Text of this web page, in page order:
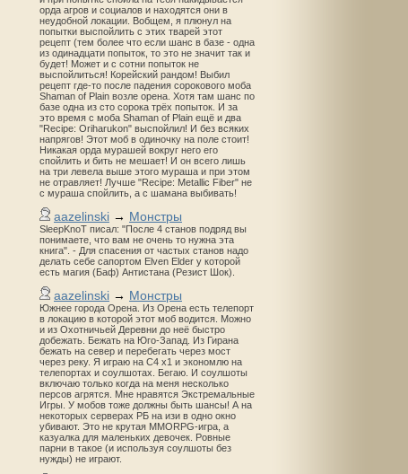
орда агров и социалов и находятся они в
неудобной локации. Вобщем, я плюнул на
попытки выспойлить с этих тварей этот
рецепт (тем более что если шанс в базе - одна
из одинадцати попыток, то это не значит так и
будет! Может и с сотни попыток не
выспойлиться! Корейский рандом! Выбил
рецепт где-то после падения сорокового моба
Shaman of Plain возле орена. Хотя там шанс по
базе одна из сто сорока трёх попыток. И за
это время с моба Shaman of Plain ещё и два
"Recipe: Oriharukon" выспойлил! И без всяких
напрягов! Этот моб в одиночку на поле стоит!
Никакая орда мурашей вокруг него его
спойлить и бить не мешает! И он всего лишь
на три левела выше этого мураша и при этом
не отравляет! Лучше "Recipe: Metallic Fiber" не
с мураша спойлить, а с шамана выбивать!
aazelinski → Монстры
SleepKnoT писал: "После 4 станов подряд вы
понимаете, что вам не очень то нужна эта
книга". - Для спасения от частых станов надо
делать себе сапортом Elven Elder у которой
есть магия (Баф) Антистана (Резист Шок).
aazelinski → Монстры
Южнее города Орена. Из Орена есть телепорт
в локацию в которой этот моб водится. Можно
и из Охотничьей Деревни до неё быстро
добежать. Бежать на Юго-Запад. Из Гирана
бежать на север и перебегать через мост
через реку. Я играю на С4 х1 и экономлю на
телепортах и соулшотах. Бегаю. И соулшоты
включаю только когда на меня несколько
персов агрятся. Мне нравятся Экстремальные
Игры. У мобов тоже должны быть шансы! А на
некоторых серверах РБ на изи в одно окно
убивают. Это не крутая MMORPG-игра, а
казуалка для маленьких девочек. Ровные
парни в такое (и используя соулшоты без
нужды) не играют.